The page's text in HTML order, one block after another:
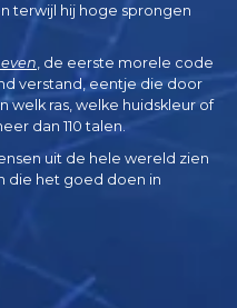
terwijl hij hoge sprongen
, de eerste morele code
verstand, eentje die door
welk ras, welke huidskleur of
dan 110 talen.
uit de hele wereld zien
die het goed doen in